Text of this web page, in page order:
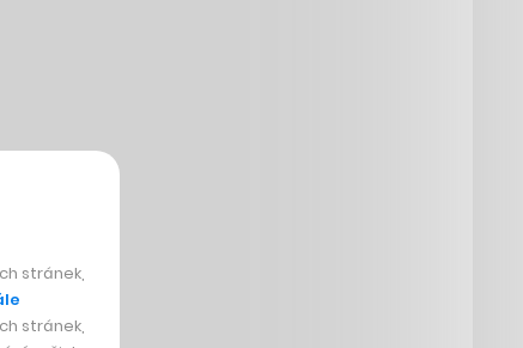
stránek,
stránek,